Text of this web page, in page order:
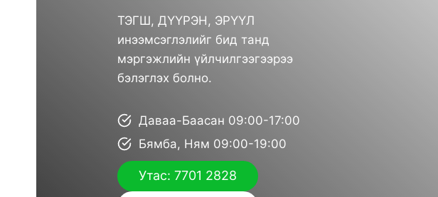
ТЭГШ, ДҮҮРЭН, ЭРҮҮЛ
инээмсэглэлийг бид танд
мэргэжлийн үйлчилгээгээрээ
бэлэглэх болно.
Даваа-Баасан 09:00-17:00
Бямба, Ням 09:00-19:00
Утас: 7701 2828